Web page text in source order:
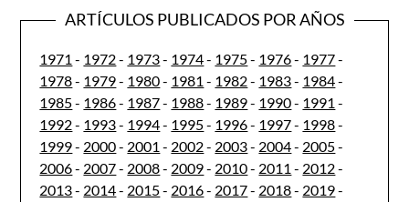
ARTÍCULOS PUBLICADOS POR AÑOS
1971 - 1972- 1973- 1974- 1975- 1976- 1977-
1978- 1979- 1980- 1981 - 1982- 1983- 1984-
1985- 1986- 1987- 1988- 1989- 1990- 1991 -
1992- 1993- 1994- 1995- 1996- 1997- 1998-
1999- 2000- 2001 - 2002- 2003- 2004- 2005-
2006- 2007- 2008- 2009- 2010- 2011 - 2012-
2013- 2014- 2015- 2016- 2017- 2018- 2019-